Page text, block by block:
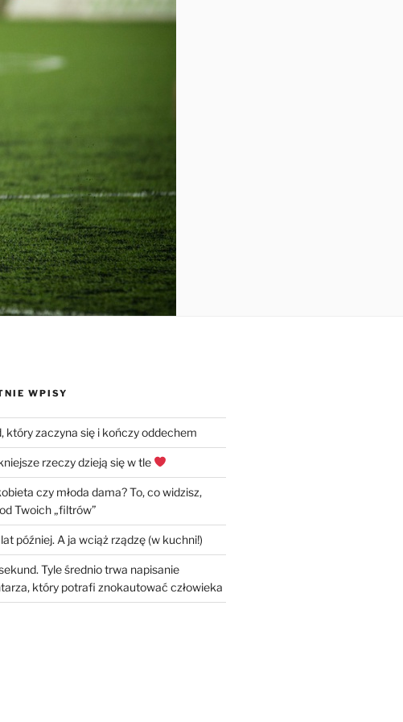
WPISY
który zaczyna się i kończy oddechem
rzeczy dzieją się w tle
czy młoda dama? To, co widzisz,
Twoich „filtrów”
później. A ja wciąż rządzę (w kuchni!)
Tyle średnio trwa napisanie
który potrafi znokautować człowieka